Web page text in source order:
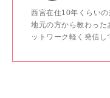
西宮在住10年くらいの
地元の方から教わった
ットワーク軽く発信し